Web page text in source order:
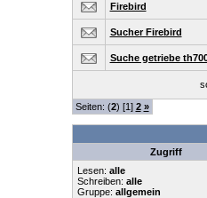
Firebird
Sucher Firebird
Suche getriebe
Seiten: (2) [1] 2 »
Zugriff
Lesen: alle
Schreiben: alle
Gruppe: allgemein